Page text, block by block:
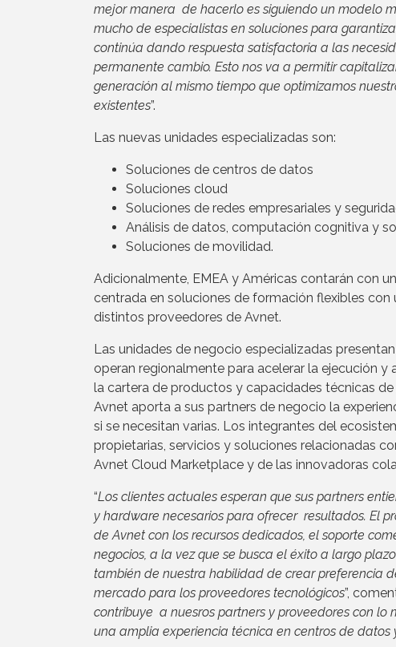
mejor manera de hacerlo es siguiendo un modelo
mucho de especialistas en soluciones para
continúa dando respuesta satisfactoria a las
permanente cambio. Esto nos va a permitir
generación al mismo tiempo que optimizamos
existentes”.
Las nuevas unidades especializadas son:
Soluciones de centros de datos
Soluciones cloud
Soluciones de redes empresariales y
Análisis de datos, computación cognitiva y
Soluciones de movilidad.
Adicionalmente, EMEA y Américas contarán con
centrada en soluciones de formación flexibles
distintos proveedores de Avnet.
Las unidades de negocio especializadas
operan regionalmente para acelerar la ejecución
la cartera de productos y capacidades técnicas
Avnet aporta a sus partners de negocio la
si se necesitan varias. Los integrantes del
propietarias, servicios y soluciones relacionadas
Avnet Cloud Marketplace y de las innovadoras
“Los clientes actuales esperan que sus partners
y hardware necesarios para ofrecer resultados. El
de Avnet con los recursos dedicados, el soporte
negocios, a la vez que se busca el éxito a largo
también de nuestra habilidad de crear preferencia
mercado para los proveedores tecnológicos”,
contribuye a nuesros partners y proveedores con
una amplia experiencia técnica en centros de